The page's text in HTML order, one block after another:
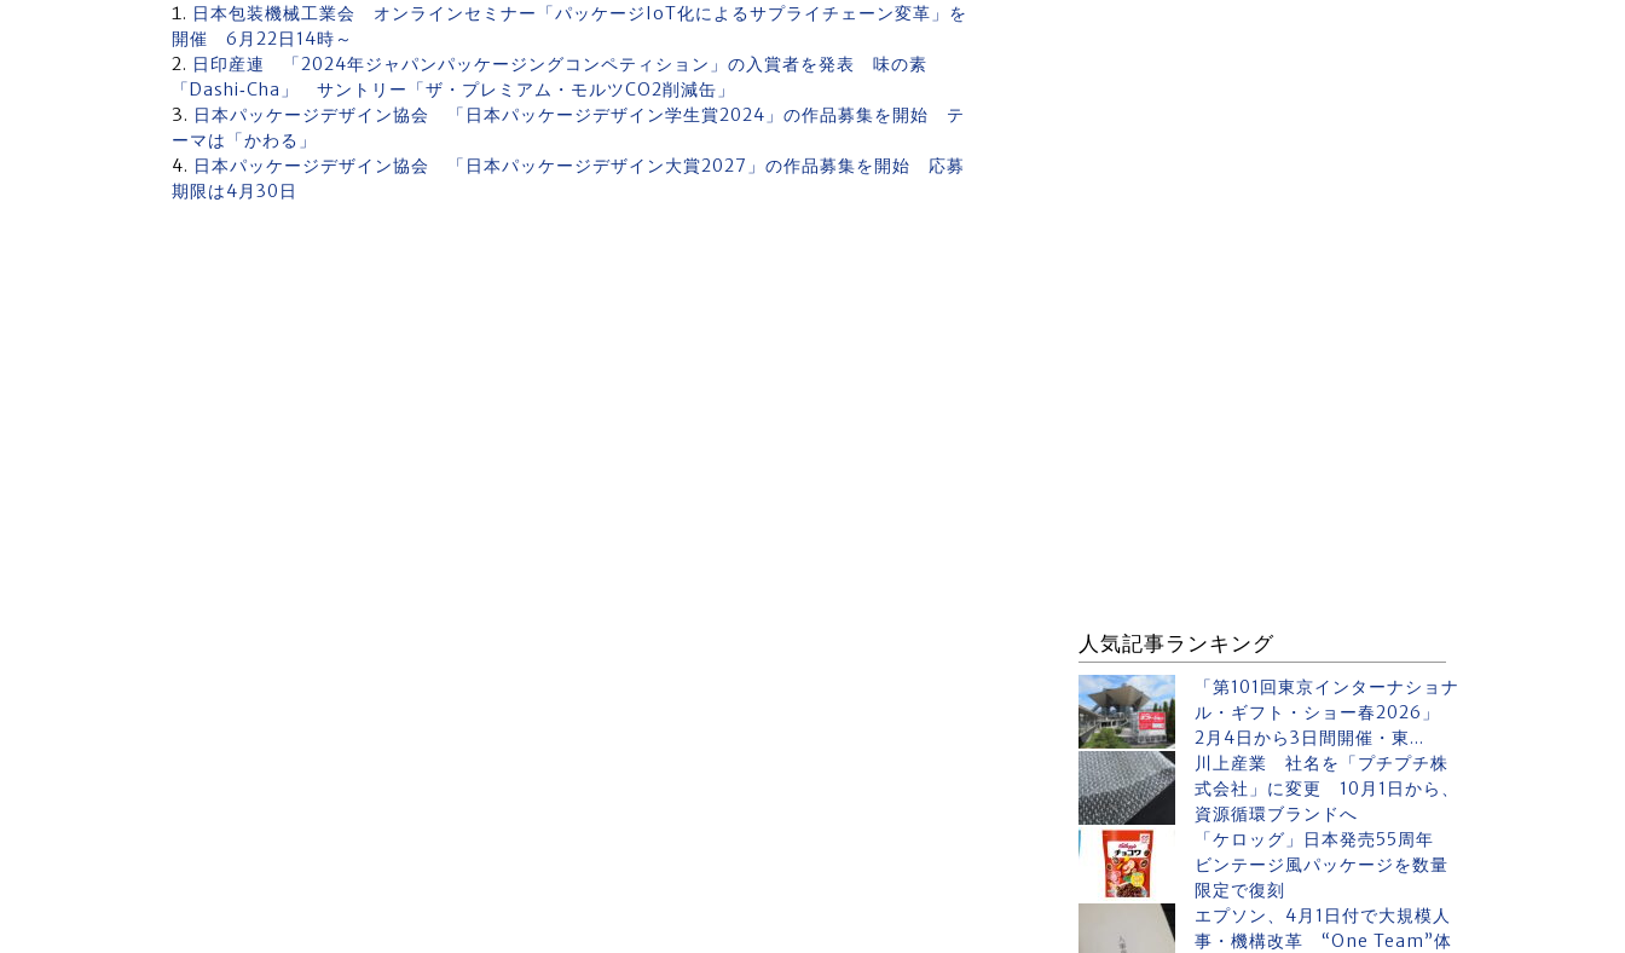
日本包装機械工業会 オンラインセミナー「パッケージIoT化によるサプライチェーン変革」を
開催 6月22日14時～
日印産連 「2024年ジャパンパッケージングコンペティション」の入賞者を発表 味の素
「Dashi‐Cha」 サントリー「ザ・プレミアム・モルツCO2削減缶」
日本パッケージデザイン協会 「日本パッケージデザイン学生賞2024」の作品募集を開始 テ
ーマは「かわる」
日本パッケージデザイン協会 「日本パッケージデザイン大賞2027」の作品募集を開始 応募
期限は4月30日
人気記事ランキング
「第101回東京インターナショナ
ル・ギフト・ショー春2026」
2月4日から3日間開催・東...
川上産業 社名を「プチプチ株
式会社」に変更 10月1日から、
資源循環ブランドへ
「ケロッグ」日本発売55周年
ビンテージ風パッケージを数量
限定で復刻
エプソン、4月1日付で大規模人
事・機構改革 “One Team”体